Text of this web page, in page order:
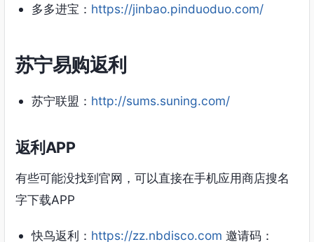
多多进宝： https://jinbao.pinduoduo.com/
苏宁易购返利
苏宁联盟： http://sums.suning.com/
返利APP
有些可能没找到官网，可以直接在手机应用商店搜名
字下载APP
快鸟返利： https://zz.nbdisco.com 邀请码：